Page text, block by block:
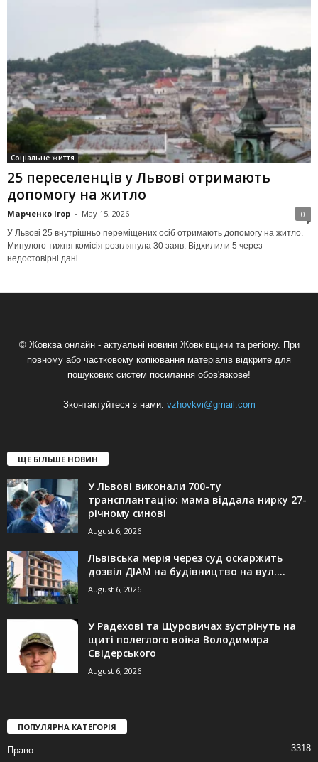
Соціальне життя
25 переселенців у Львові отримають
допомогу на житло
Марченко Ігор - May 15, 2026 0
У Львові 25 внутрішньо переміщених осіб отримають допомогу на житло.
Минулого тижня комісія розглянула 30 заяв. Відхилили 5 через
недостовірні дані.
© Жовква онлайн - актуальні новини Жовківщини та регіону. При
повному або частковому копіювання матеріалів відкрите для
пошукових систем посилання обов'язкове!
Зконтактуйтеся з нами: vzhovkvi@gmail.com
ЩЕ БІЛЬШЕ НОВИН
У Львові виконали 700-ту
трансплантацію: мама віддала нирку 27-
річному синові
August 6, 2026
Львівська мерія через суд оскаржить
дозвіл ДІАМ на будівництво на вул....
August 6, 2026
У Радехові та Щуровичах зустрінуть на
щиті полеглого воїна Володимира
Свідерського
August 6, 2026
ПОПУЛЯРНА КАТЕГОРІЯ
Право 3318